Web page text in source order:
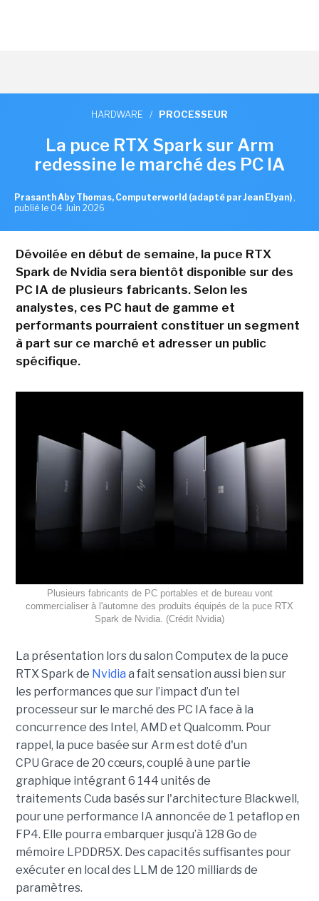
HARDWARE / PROCESSEUR
La puce RTX Spark sur Arm
redessine le marché des PC IA
Prasanth Aby Thomas, Computerworld (adapté par Jean Elyan) ,
publié le 04 Juin 2026
Dévoilée en début de semaine, la puce RTX
Spark de Nvidia sera bientôt disponible sur des
PC IA de plusieurs fabricants. Selon les
analystes, ces PC haut de gamme et
performants pourraient constituer un segment
à part sur ce marché et adresser un public
spécifique.
Plusieurs fabricants de PC portables et de bureau vont
commercialiser à l'automne des produits équipés de la puce RTX
Spark de Nvidia. (Crédit Nvidia)
La présentation lors du salon Computex de la puce
RTX Spark de Nvidia a fait sensation aussi bien sur
les performances que sur l’impact d’un tel
processeur sur le marché des PC IA face à la
concurrence des Intel, AMD et Qualcomm. Pour
rappel, la puce basée sur Arm est doté d'un
CPU Grace de 20 cœurs, couplé à une partie
graphique intégrant 6 144 unités de
traitements Cuda basés sur l'architecture Blackwell,
pour une performance IA annoncée de 1 petaflop en
FP4. Elle pourra embarquer jusqu’à 128 Go de
mémoire LPDDR5X. Des capacités suffisantes pour
exécuter en local des LLM de 120 milliards de
paramètres.